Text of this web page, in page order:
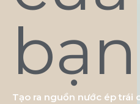
bạn
Tạo ra nguồn nước ép trái